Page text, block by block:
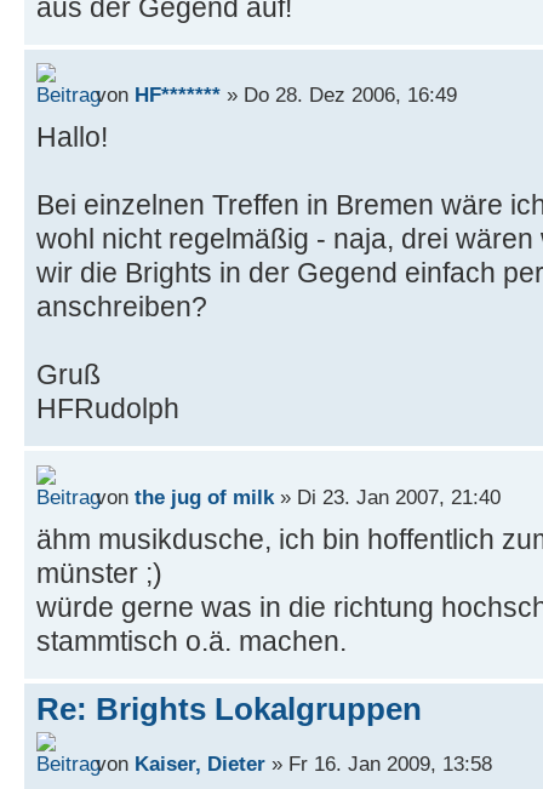
aus der Gegend auf!
von HF******* » Do 28. Dez 2006, 16:49
Hallo!
Bei einzelnen Treffen in Bremen wäre
wohl nicht regelmäßig - naja, drei
wir die Brights in der Gegend einfach
anschreiben?
Gruß
HFRudolph
von the jug of milk » Di 23. Jan 2007, 21:40
ähm musikdusche, ich bin hoffentlich
münster ;)
würde gerne was in die richtung
stammtisch o.ä. machen.
Re: Brights Lokalgruppen
von Kaiser, Dieter » Fr 16. Jan 2009, 13:58